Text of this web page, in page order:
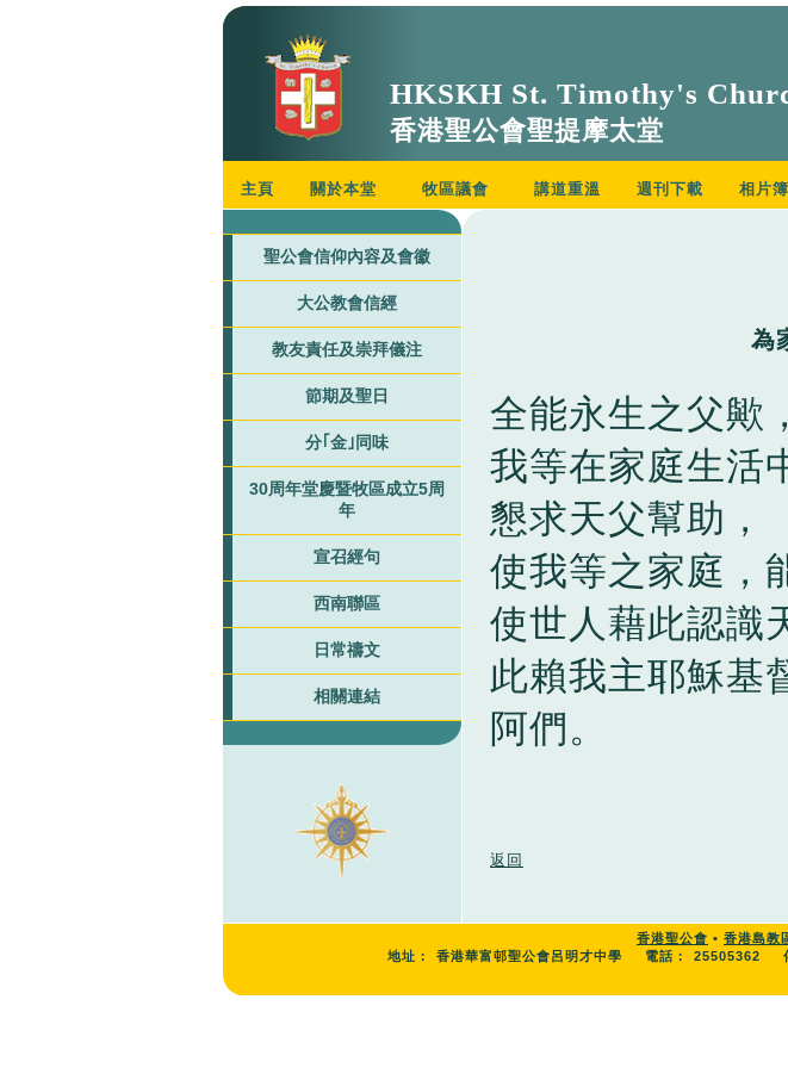
HKSKH St. Timothy's
香港聖公會聖提摩太堂
主頁 關於本堂 牧區議會 講道重溫 週刊下載 相片簿
聖公會信仰內容及會徽
大公教會信經
教友責任及崇拜儀注
節期及聖日
分｢金｣同味
30周年堂慶暨牧區成立5周
年
宣召經句
西南聯區
日常禱文
相關連結
為
全能永生之父歟，
我等在家庭生活
懇求天父幫助，
使我等之家庭，
使世人藉此認識
此賴我主耶穌基
阿們。
返回
香港聖公會 • 香港島教
地址：
香港華富邨聖公會呂明才中學 電話： 25505362